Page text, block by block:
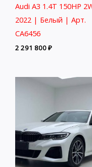
Audi A3 1.4T 150HP
2022 | Белый | Арт.
CA6456
2 291 800₽